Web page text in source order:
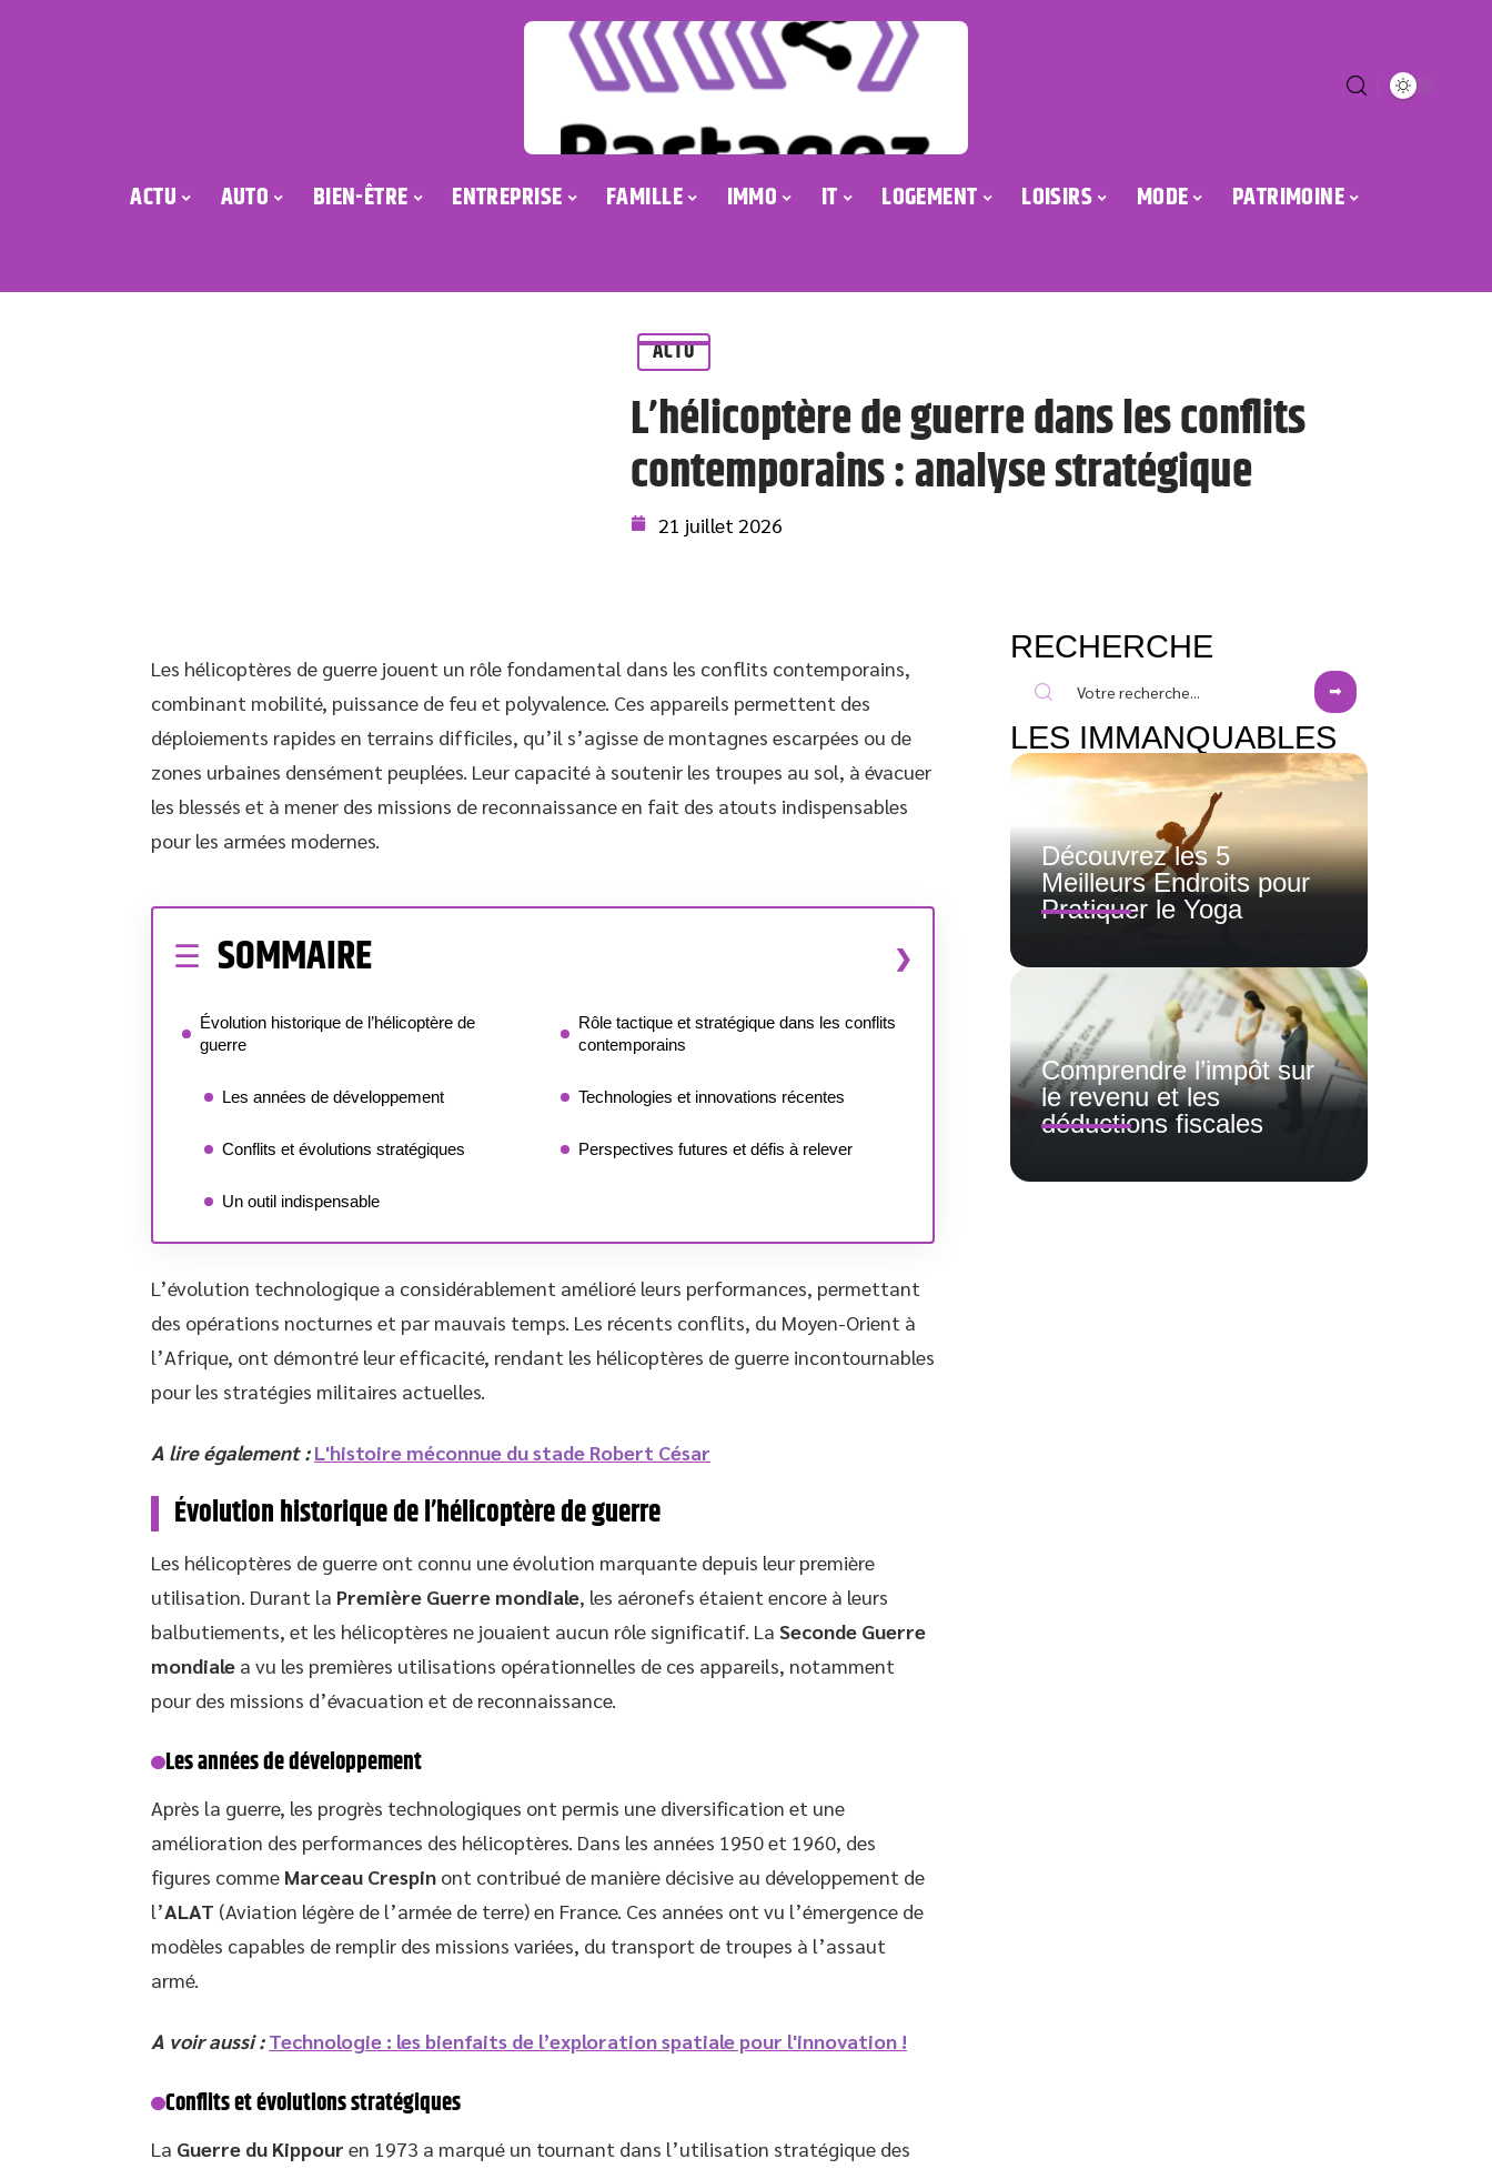
ACTU AUTO BIEN-ÊTRE ENTREPRISE FAMILLE IMMO IT LOGEMENT LOISIRS MODE PATRIMOINE
ACTU
L’hélicoptère de guerre dans les conflits
contemporains : analyse stratégique
21 juillet 2026
Les hélicoptères de guerre jouent un rôle fondamental dans les conflits contemporains,
combinant mobilité, puissance de feu et polyvalence. Ces appareils permettent des
déploiements rapides en terrains difficiles, qu’il s’agisse de montagnes escarpées ou de
zones urbaines densément peuplées. Leur capacité à soutenir les troupes au sol, à évacuer
les blessés et à mener des missions de reconnaissance en fait des atouts indispensables
pour les armées modernes.
SOMMAIRE
Évolution historique de l’hélicoptère de
guerre
Les années de développement
Conflits et évolutions stratégiques
Un outil indispensable
Rôle tactique et stratégique dans les conflits
contemporains
Technologies et innovations récentes
Perspectives futures et défis à relever
L’évolution technologique a considérablement amélioré leurs performances, permettant
des opérations nocturnes et par mauvais temps. Les récents conflits, du Moyen-Orient à
l’Afrique, ont démontré leur efficacité, rendant les hélicoptères de guerre incontournables
pour les stratégies militaires actuelles.
A lire également : L'histoire méconnue du stade Robert César
Évolution historique de l’hélicoptère de guerre
Les hélicoptères de guerre ont connu une évolution marquante depuis leur première
utilisation. Durant la Première Guerre mondiale, les aéronefs étaient encore à leurs
balbutiements, et les hélicoptères ne jouaient aucun rôle significatif. La Seconde Guerre
mondiale a vu les premières utilisations opérationnelles de ces appareils, notamment
pour des missions d’évacuation et de reconnaissance.
Les années de développement
Après la guerre, les progrès technologiques ont permis une diversification et une
amélioration des performances des hélicoptères. Dans les années 1950 et 1960, des
figures comme Marceau Crespin ont contribué de manière décisive au développement de
l’ALAT (Aviation légère de l’armée de terre) en France. Ces années ont vu l’émergence de
modèles capables de remplir des missions variées, du transport de troupes à l’assaut
armé.
A voir aussi : Technologie : les bienfaits de l’exploration spatiale pour l'innovation !
Conflits et évolutions stratégiques
La Guerre du Kippour en 1973 a marqué un tournant dans l’utilisation stratégique des
RECHERCHE
LES IMMANQUABLES
Découvrez les 5
Meilleurs Endroits pour
Pratiquer le Yoga
Comprendre l’impôt sur
le revenu et les
déductions fiscales